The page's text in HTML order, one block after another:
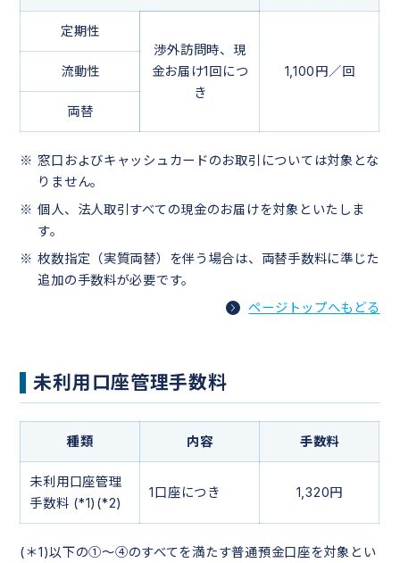
定期性
渉外訪問時、現
金お届け1回につ
き
1,100円／回
流動性
両替
窓口およびキャッシュカードのお取引については対象とな
りません。
個人、法人取引すべての現金のお届けを対象といたしま
す。
枚数指定（実質両替）を伴う場合は、両替手数料に準じた
追加の手数料が必要です。
ページトップへもどる
未利用口座管理手数料
種類 内容 手数料
未利用口座管理
手数料 (*1)(*2)
1口座につき 1,320円
(＊1)以下の①～④のすべてを満たす普通預金口座を対象とい